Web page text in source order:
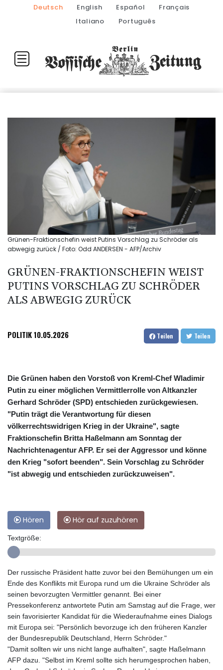
Deutsch English Español
Français
Italiano
Português
Grünen-Fraktionschefin weist Putins Vorschlag zu Schröder als
abwegig zurück / Foto: Odd ANDERSEN - AFP/Archiv
GRÜNEN-FRAKTIONSCHEFIN WEIST
PUTINS VORSCHLAG ZU SCHRÖDER
ALS ABWEGIG ZURÜCK
POLITIK10.05.2026 Teilen Teilen
Die Grünen haben den Vorstoß von Kreml-Chef Wladimir
Putin zu einer möglichen Vermittlerrolle von Altkanzler
Gerhard Schröder (SPD) entschieden zurückgewiesen.
"Putin trägt die Verantwortung für diesen
völkerrechtswidrigen Krieg in der Ukraine", sagte
Fraktionschefin Britta Haßelmann am Sonntag der
Nachrichtenagentur AFP. Er sei der Aggressor und könne
den Krieg "sofort beenden". Sein Vorschlag zu Schröder
"ist abwegig und entschieden zurückzuweisen".
Hören Hör auf zuzuhören
Textgröße:
Der russische Präsident hatte zuvor bei den Bemühungen um ein
Ende des Konflikts mit Europa rund um die Ukraine Schröder als
seinen bevorzugten Vermittler genannt. Bei einer
Pressekonferenz antwortete Putin am Samstag auf die Frage, wer
sein favorisierter Kandidat für die Wiederaufnahme eines Dialogs
mit Europa sei: "Persönlich bevorzuge ich den früheren Kanzler
der Bundesrepublik Deutschland, Herrn Schröder."
"Damit sollten wir uns nicht lange aufhalten", sagte Haßelmann
AFP dazu. "Selbst im Kreml sollte sich herumgesprochen haben,